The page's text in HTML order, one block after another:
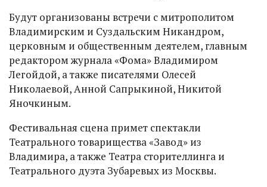
Будут организованы встречи с митрополитом
Владимирским и Суздальским Никандром,
церковным и общественным деятелем, главным
редактором журнала «Фома» Владимиром
Легойдой, а также писателями Олесей
Николаевой, Анной Сапрыкиной, Никитой
Яночкиным.
Фестивальная сцена примет спектакли
Театрального товарищества «Завод» из
Владимира, а также Театра сторителлинга и
Театрального дуэта Зубаревых из Москвы.